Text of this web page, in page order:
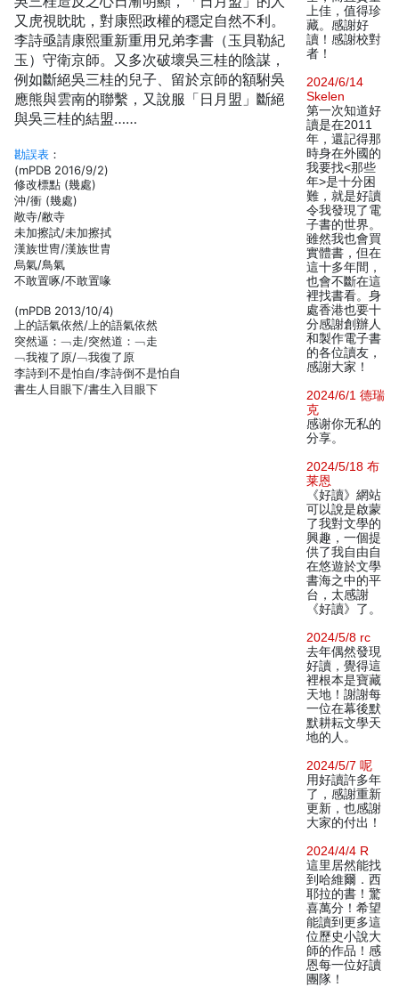
又虎視眈眈，對康熙政權的穩定自然不利。
李詩亟請康熙重新重用兄弟李書（玉貝勒紀
玉）守衛京師。又多次破壞吳三桂的陰謀，
例如斷絕吳三桂的兒子、留於京師的額駙吳
應熊與雲南的聯繫，又說服「日月盟」斷絕
與吳三桂的結盟……
勘誤表 ：
(mPDB 2016/9/2)
修改標點 (幾處)
沖/衝 (幾處)
敞寺/敝寺
未加擦試/未加擦拭
漢族世冑/漢族世胄
烏氣/鳥氣
不敢置啄/不敢置喙
(mPDB 2013/10/4)
上的話氣依然/上的語氣依然
突然逼：﹁走/突然道：﹁走
﹁我複了原/﹁我復了原
李詩到不是怕自/李詩倒不是怕自
書生人目眼下/書生入目眼下
上佳，值得珍
藏。感謝好
讀！感謝校對
者！
2024/6/14
Skelen
第一次知道好
讀是在2011
年，還記得那
時身在外國的
我要找<那些
年>是十分困
難，就是好讀
令我發現了電
子書的世界。
雖然我也會買
實體書，但在
這十多年間，
也會不斷在這
裡找書看。身
處香港也要十
分感謝創辦人
和製作電子書
的各位讀友，
感謝大家！
2024/6/1 德瑞
克
感谢你无私的
分享。
2024/5/18 布
莱恩
《好讀》網站
可以說是啟蒙
了我對文學的
興趣，一個提
供了我自由自
在悠遊於文學
書海之中的平
台，太感謝
《好讀》了。
2024/5/8 rc
去年偶然發現
好讀，覺得這
裡根本是寶藏
天地！謝謝每
一位在幕後默
默耕耘文學天
地的人。
2024/5/7 呢
用好讀許多年
了，感謝重新
更新，也感謝
大家的付出！
2024/4/4 R
這里居然能找
到哈維爾．西
耶拉的書！驚
喜萬分！希望
能讀到更多這
位歷史小說大
師的作品！感
恩每一位好讀
團隊！